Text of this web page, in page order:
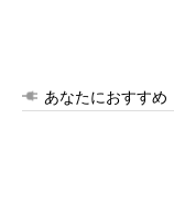
あなたにおすすめ